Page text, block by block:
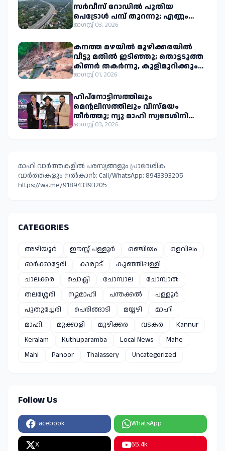
സർവീസ് റോഡിൽ പുതിയ
പെട്രോൾ പമ്പ് തുറന്നു; എണ്ണം
ഒമ്പതായി
ഓഗസ്റ്റ് 03, 2026
കനത്ത മഴയിൽ മൂഴിക്കരയിൽ
വീട്ടു മതിൽ ഇടിഞ്ഞു; തൊട്ടടുത്ത
കിണർ തകർന്നു, കുളിമുറിക്കും
നാശനഷ്ടം
ഓഗസ്റ്റ് 01, 2026
ഹിപ്നോട്ടിസത്തിലും
മെന്റലിസത്തിലും വിസ്മയം
തീർത്തു; ന്യൂ മാഹി സ്വദേശിനി
സുരഭിരാജിന് ഇരട്ട ലോക
ഓഗസ്റ്റ് 03, 2026
മാഹി വാർത്തകളിൽ പരസ്യങ്ങളും പ്രാദേശിക
വാർത്തകളും നൽകാൻ: Call/WhatsApp: 8943393205
https://wa.me/918943393205
CATEGORIES
അഴിയൂർ ഈസ്റ്റ്‌ പള്ളൂർ ഒഞ്ചിയം
ഒളവിലം
ഓർക്കാട്ടേരി
കാര്യാട്
കുഞ്ഞിപ്പള്ളി
ചാലക്കര
ചൊക്ലി ചോമ്പാല
ചോമ്പാൽ
തലശ്ശേരി
ന്യുമാഹി പന്തക്കൽ
പള്ളൂർ
പുതുച്ചേരി
പെരിങ്ങാടി മയ്യഴി
മാഹി
മാഹി.
മുക്കാളി മൂഴിക്കര വടകര
Kannur
Keralam
Kuthuparamba Local News
Mahe
Mahi
Panoor Thalassery Uncategorized
Follow Us
Facebook WhatsApp
X 65.4k